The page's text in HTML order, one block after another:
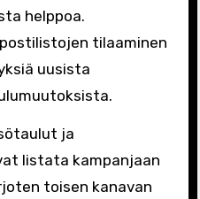
helppoa.
tilaaminen
uusista
ja
listata kampanjaan
toisen kanavan